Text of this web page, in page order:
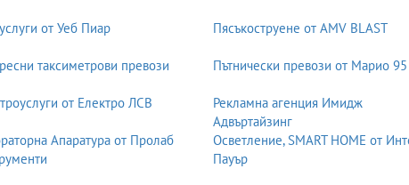
и ханш.
разкрояване. Той е минималистичен и модерен.
визия.
от Уеб Пиар Пясъкоструене от AMV BLAST
таксиметрови превози Пътнически превози от Марио 95
от Електро ЛСВ
Рекламна агенция Имидж
Адвъртайзинг
Апаратура от Пролаб
Осветление, SMART HOME от
Пауър